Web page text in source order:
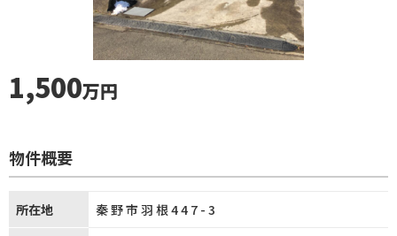
1,500万円
物件概要
所在地 秦野市羽根447-3